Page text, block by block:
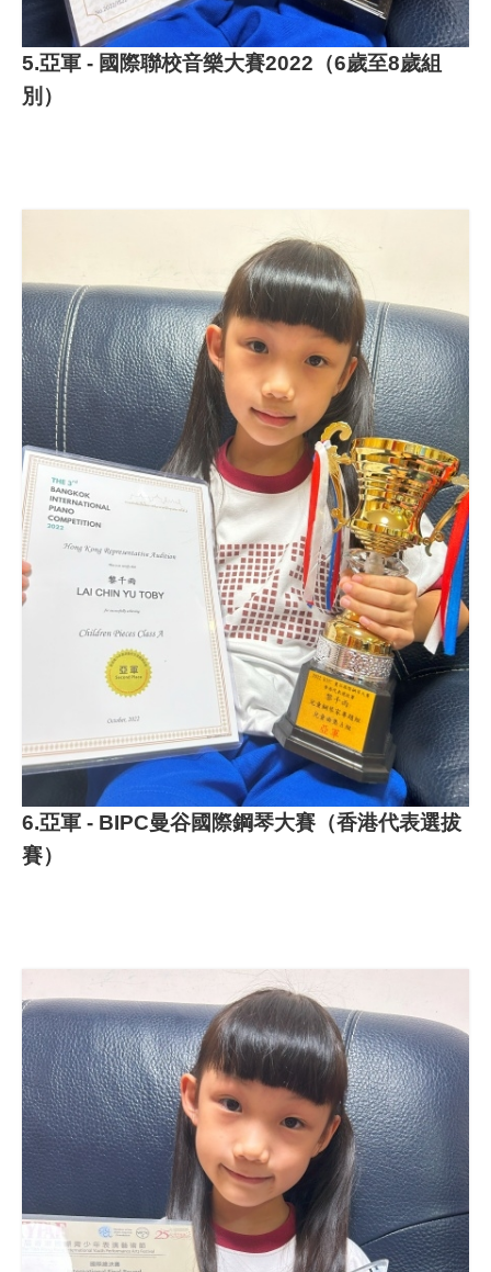
5.亞軍 - 國際聯校音樂大賽2022（6歲至8歲組
別）
6.亞軍 - BIPC曼谷國際鋼琴大賽（香港代表選拔
賽）